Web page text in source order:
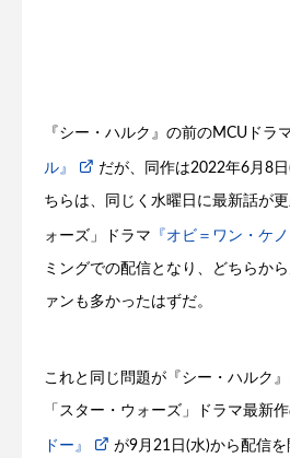
『シー・ハルク』の前のMCUドラ
ル』 だが、同作は2022年6月8
ちらは、同じく水曜日に最新話が
ォーズ」ドラマ 『オビ＝ワン・ケノ
ミングでの配信となり、どちらか
ァンも多かったはずだ。
これと同じ問題が『シー・ハルク
「スター・ウォーズ」ドラマ最新
ドー』 が9月21日(水)から配信を